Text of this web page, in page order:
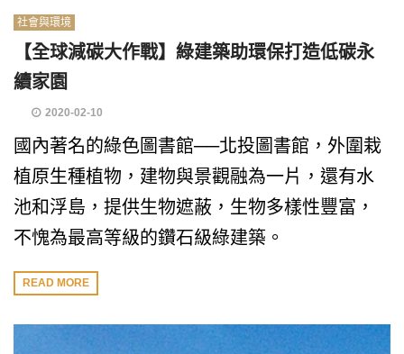
社會與環境
【全球減碳大作戰】綠建築助環保打造低碳永
續家園
2020-02-10
國內著名的綠色圖書館──北投圖書館，外圍栽
植原生種植物，建物與景觀融為一片，還有水
池和浮島，提供生物遮蔽，生物多樣性豐富，
不愧為最高等級的鑽石級綠建築。
READ MORE